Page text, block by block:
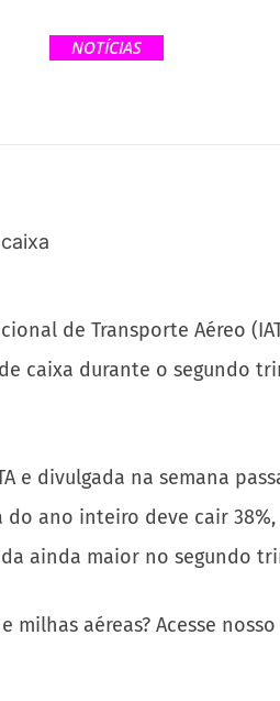
NOTÍCIAS
de Transporte Aéreo
caixa durante o segundo
e divulgada na semana
ano inteiro deve cair
ainda maior no segundo
aéreas? Acesse